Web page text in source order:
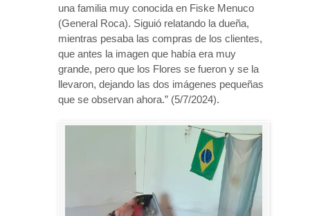
una familia muy conocida en Fiske Menuco
(General Roca). Siguió relatando la dueña,
mientras pesaba las compras de los clientes,
que antes la imagen que había era muy
grande, pero que los Flores se fueron y se la
llevaron, dejando las dos imágenes pequeñas
que se observan ahora.” (5/7/2024).